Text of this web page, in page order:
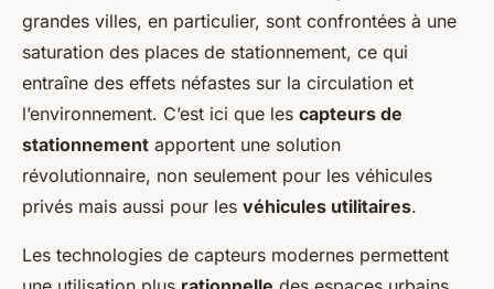
grandes villes, en particulier, sont confrontées à une
saturation des places de stationnement, ce qui
entraîne des effets néfastes sur la circulation et
l’environnement. C’est ici que les capteurs de
stationnement apportent une solution
révolutionnaire, non seulement pour les véhicules
privés mais aussi pour les véhicules utilitaires.
Les technologies de capteurs modernes permettent